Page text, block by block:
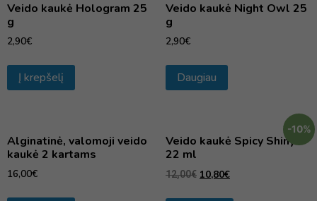
Veido kaukė Hologram 25
g
2,90€
Į krepšelį
Veido kaukė Night Owl 25
g
2,90€
Daugiau
Alginatinė, valomoji veido
kaukė 2 kartams
16,00€
-10%
Veido kaukė Spicy Shiny
22 ml
12,00€ 10,80€